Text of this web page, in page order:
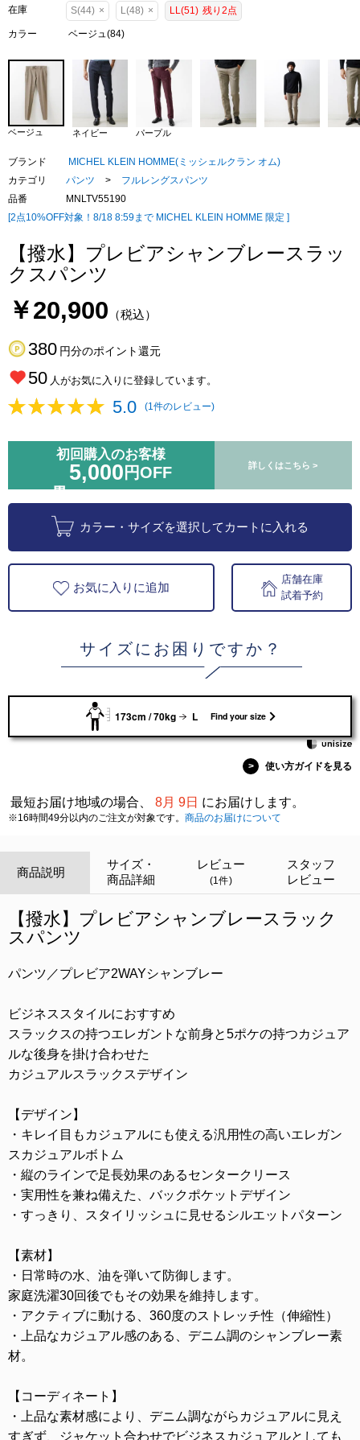
在庫 S(44) × L(48) × LL(51) 残り2点
カラー ベージュ(84)
ベージュ ネイビー パープル
ブランド
MICHEL KLEIN HOMME(ミッシェルクラン オム)
カテゴリ
パンツ >
フルレングスパンツ
品番
MNLTV55190
[2点10%OFF対象！8/18 8:59まで MICHEL KLEIN HOMME 限定 ]
【撥水】プレビアシャンブレースラッ
クスパンツ
￥20,900 （税込）
380 円分のポイント還元
50 人がお気に入りに登録しています。
5.0 (1件のレビュー)
初回購入のお客様
5,000 円OFF 詳しくはこちら >
カラー・サイズを選択してカートに入れる
お気に入りに追加
店舗在庫
試着予約
サイズにお困りですか？
173cm / 70kg L Find your size
> 使い方ガイドを見る
最短お届け地域の場合、 8月 9日 にお届けします。
※16時間49分以内のご注文が対象です。 商品のお届けについて
商品説明
サイズ・
商品詳細
レビュー
(1件)
スタッフ
レビュー
【撥水】プレビアシャンブレースラック
スパンツ
パンツ／プレビア2WAYシャンブレー
ビジネススタイルにおすすめ
スラックスの持つエレガントな前身と5ポケの持つカジュア
ルな後身を掛け合わせた
カジュアルスラックスデザイン
【デザイン】
・キレイ目もカジュアルにも使える汎用性の高いエレガン
スカジュアルボトム
・縦のラインで足長効果のあるセンタークリース
・実用性を兼ね備えた、バックポケットデザイン
・すっきり、スタイリッシュに見せるシルエットパターン
【素材】
・日常時の水、油を弾いて防御します。
家庭洗濯30回後でもその効果を維持します。
・アクティブに動ける、360度のストレッチ性（伸縮性）
・上品なカジュアル感のある、デニム調のシャンブレー素
材。
【コーディネート】
・上品な素材感により、デニム調ながらカジュアルに見え
すぎず、ジャケット合わせでビジネスカジュアルとしても